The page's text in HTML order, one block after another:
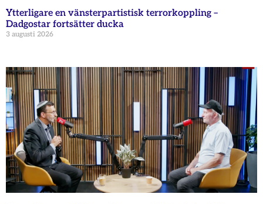
Ytterligare en vänsterpartistisk terrorkoppling –
Dadgostar fortsätter ducka
3 augusti 2026